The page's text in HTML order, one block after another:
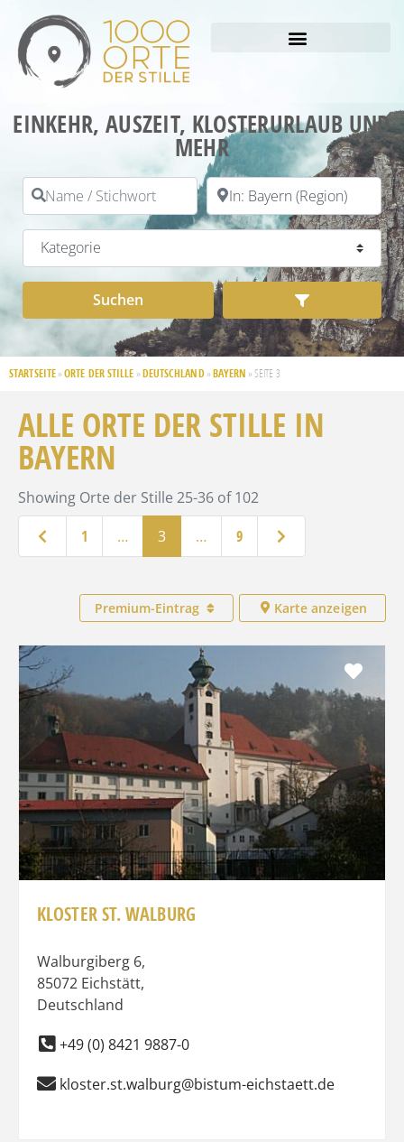
EINKEHR, AUSZEIT, KLOSTERURLAUB UND
MEHR
Name / Stichwort PLZ / Ort
Kategorie
Suchen Advanced
STARTSEITE » ORTE DER STILLE » DEUTSCHLAND» BAYERN »SEITE 3
ALLE ORTE DER STILLE IN
BAYERN
Showing Orte der Stille 25-36 of 102
Neuere Beiträge
1 … 3 … 9 Ältere Beiträge
Premium-Eintrag Karte anzeigen
KLOSTER ST. WALBURG
Walburgiberg 6,
85072 Eichstätt,
Deutschland
+49 (0) 8421 9887-0
kloster.st.walburg@bistum-eichstaett.de